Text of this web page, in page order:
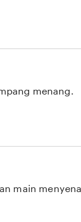
menang.
main